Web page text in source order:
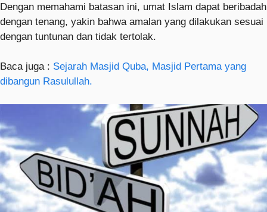
Dengan memahami batasan ini, umat Islam dapat beribadah
dengan tenang, yakin bahwa amalan yang dilakukan sesuai
dengan tuntunan dan tidak tertolak.
Baca juga : Sejarah Masjid Quba, Masjid Pertama yang
dibangun Rasulullah.